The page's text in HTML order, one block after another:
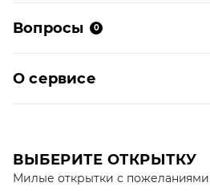
Вопросы 0
О сервисе
ВЫБЕРИТЕ ОТКРЫТКУ
Милые открытки с